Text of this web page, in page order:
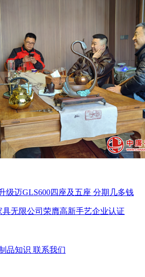
级迈GLS600四座及五座 分期几多钱
无限公司荣膺高新手艺企业认证
品知识 联系我们